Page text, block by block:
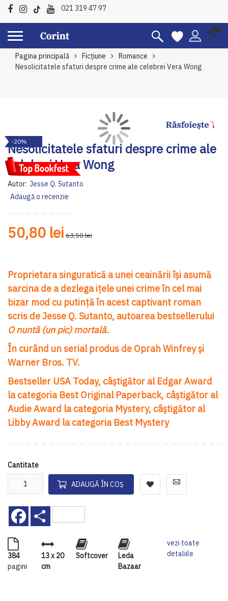
021 319 47 97
Pagina principală Ficțiune
Romance
Nesolicitatele sfaturi despre crime ale celebrei Vera Wong
Nesolicitatele sfaturi despre crime ale
celebrei Vera Wong
Autor: Jesse Q. Sutanto
Adaugă o recenzie
50,80 lei 63,50 lei
Proprietara singuratică a unei ceainării își asumă
sarcina de a dezlega ițele unei crime în cel mai
bizar mod cu putință în acest captivant roman
scris de Jesse Q. Sutanto, autoarea bestsellerului
O nuntă (un pic) mortală.
În curând un serial produs de Oprah Winfrey și
Warner Bros. TV.
Bestseller USA Today, câștigător al Edgar Award
la categoria Best Original Paperback, câștigător al
Audie Award la categoria Mystery, câștigător al
Libby Award la categoria Best Mystery
Cantitate
ADAUGĂ ÎN COȘ
Facebook
384
pagini
13 x 20
cm
Softcover
Leda
Bazaar
vezi toate
detaliile
to
the
end
of
the
images
-20%